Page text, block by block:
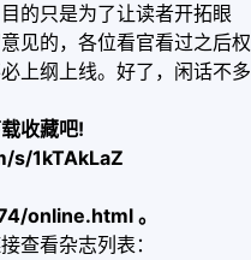
的只是为了让读者开拓眼
见的，各位看官看过之后权
上纲上线。好了，闲话不多
收藏吧!
s/1kTAkLaZ
online.html 。
查看杂志列表：